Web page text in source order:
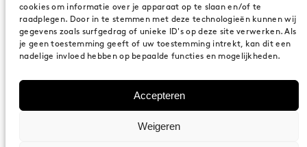
cookies om informatie over je apparaat op te slaan en/of te
raadplegen. Door in te stemmen met deze technologieën kunnen wij
gegevens zoals surfgedrag of unieke ID's op deze site verwerken. Als
je geen toestemming geeft of uw toestemming intrekt, kan dit een
nadelige invloed hebben op bepaalde functies en mogelijkheden.
Accepteren
Weigeren